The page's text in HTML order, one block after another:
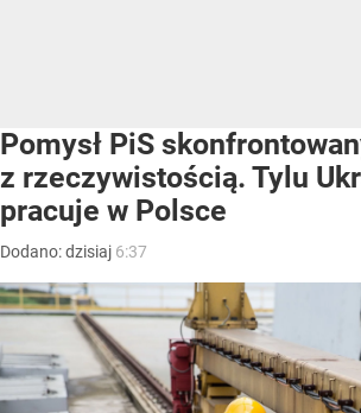
Pomysł PiS
z rzeczywistością. Tylu
pracuje w Polsce
Dodano:dzisiaj 6:37